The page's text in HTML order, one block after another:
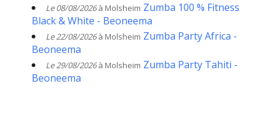
Le 08/08/2026à Molsheim Zumba 100 % Fitness
Black & White - Beoneema
Le 22/08/2026à Molsheim Zumba Party Africa -
Beoneema
Le 29/08/2026à Molsheim Zumba Party Tahiti -
Beoneema